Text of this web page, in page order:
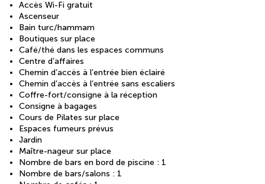
Accès Wi-Fi gratuit
Ascenseur
Bain turc/hammam
Boutiques sur place
Café/thé dans les espaces communs
Centre d’affaires
Chemin d’accès à l’entrée bien éclairé
Chemin d’accès à l’entrée sans escaliers
Coffre-fort/consigne à la réception
Consigne à bagages
Cours de Pilates sur place
Espaces fumeurs prévus
Jardin
Maître-nageur sur place
Nombre de bars en bord de piscine : 1
Nombre de bars/salons : 1